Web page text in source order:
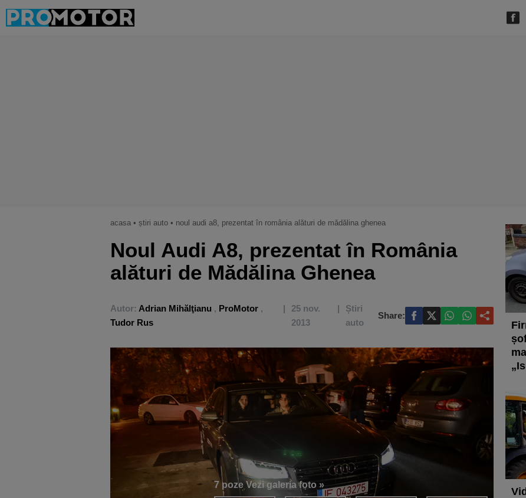
acasa • știri auto • noul audi a8, prezentat în românia alături de mădălina ghenea
Noul Audi A8, prezentat în România
alături de Mădălina Ghenea
Autor: Adrian Mihălţianu , ProMotor ,
Tudor Rus
25 nov.
2013
Știri
auto
Share:
7 poze Vezi galeria foto »